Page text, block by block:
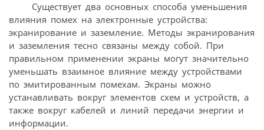
Существует два основных способа уменьшения
влияния помех на электронные устройства:
экранирование и заземление. Методы экранирования
и заземления тесно связаны между собой. При
правильном применении экраны могут значительно
уменьшать взаимное влияние между устройствами
по эмитированным помехам. Экраны можно
устанавливать вокруг элементов схем и устройств, а
также вокруг кабелей и линий передачи энергии и
информации.